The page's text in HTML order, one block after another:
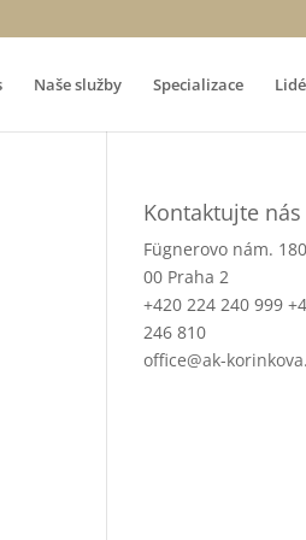
Naše služby Specializace Lidé
Kontaktujte nás
Fügnerovo nám.
00 Praha 2
+420 224 240 999
246 810
office@ak-